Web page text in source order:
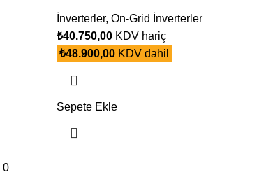
0
İnverterler, On-Grid İnverterler
₺40.750,00KDV hariç
₺48.900,00KDV dahil
Sepete Ekle